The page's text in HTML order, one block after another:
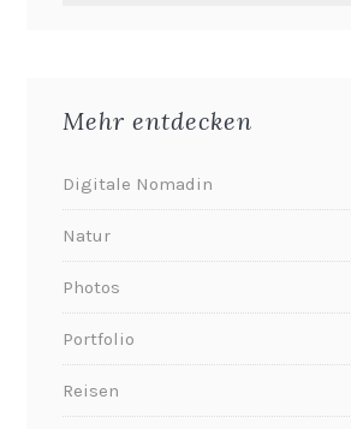
Mehr entdecken
Digitale Nomadin
Natur
Photos
Portfolio
Reisen